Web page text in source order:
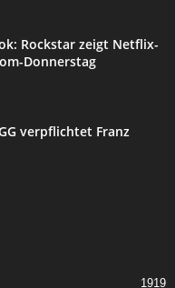
Rockstar zeigt Netflix-
Donnerstag
verpflichtet Franz
1919